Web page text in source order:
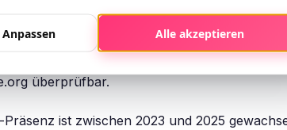
1015 verifizierte Trustpilot-Bewertungen
überprüfbar.
ist zwischen 2023 und 2025
Anpassen Alle akzeptieren